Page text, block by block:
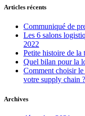
Articles récents
Communiqué de
Les 6 salons
2022
Petite histoire de la
Quel bilan pour la
Comment choisir le
votre supply chain ?
Archives